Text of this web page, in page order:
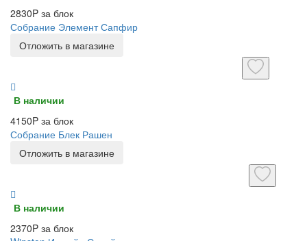
2830P за блок
Собрание Элемент Сапфир
Отложить в магазине
В наличии
4150P за блок
Собрание Блек Рашен
Отложить в магазине
В наличии
2370P за блок